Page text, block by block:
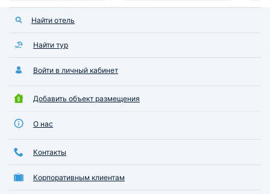
Найти отель
Найти тур
Войти в личный кабинет
Добавить объект размещения
О нас
Контакты
Корпоративным клиентам